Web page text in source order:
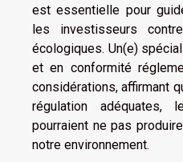
est essentielle pour
les investisseurs
écologiques. Un(e)
et en conformité
considérations, affirmant
régulation adéquates,
pourraient ne pas
notre environnement.